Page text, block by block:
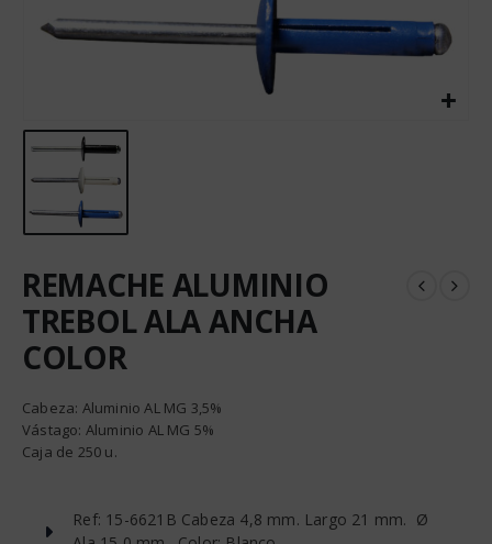
REMACHE ALUMINIO
TREBOL ALA ANCHA
COLOR
Cabeza: Aluminio AL MG 3,5%
Vástago: Aluminio AL MG 5%
Caja de 250 u.
Ref: 15-6621B Cabeza 4,8 mm. Largo 21 mm. Ø